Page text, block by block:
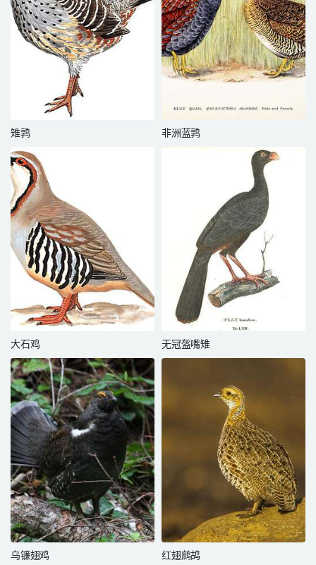
雉鹑 非洲蓝鹑
大石鸡 无冠盔嘴雉
乌镰翅鸡 红翅鹧鸪